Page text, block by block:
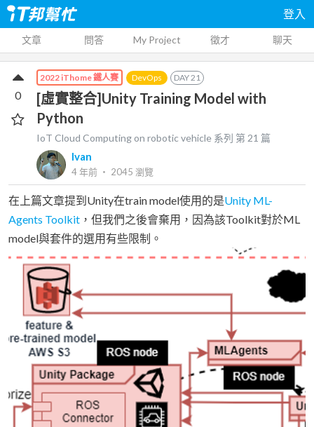
登入
文章 問答 My Project 徵才 聊天
2022 iThome 鐵人賽 DevOps DAY21
[虛實整合]Unity Training Model with
Python
IoT Cloud Computing on robotic vehicle 系列 第21 篇
Ivan
4 年前 ‧ 2045 瀏覽
0
在上篇文章提到Unity在train model使用的是Unity ML-
Agents Toolkit ，但我們之後會棄用，因為該Toolkit對於ML
model與套件的選用有些限制。